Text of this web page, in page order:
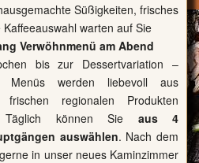
Süßigkeiten, frisches
warten auf Sie
Verwöhnmenü am Abend
bis zur Dessertvariation –
Menüs werden liebevoll aus
regionalen Produkten
Täglich können Sie aus 4
auswählen. Nach dem
in unser neues Kaminzimmer